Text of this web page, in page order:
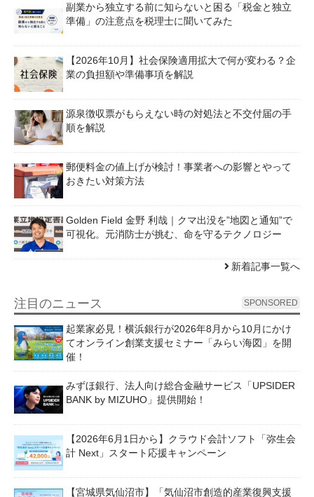
副業から独立する前に知らないと困る「税金と独立
準備」の注意点を税理士に聞いてみた
【2026年10月】社会保険適用拡大で何が変わる？企
業の負担額や準備事項を解説
源泉徴収票がもらえない時の対処法と不交付届の手
順を解説
郵便料金の値上げが検討！事業者への影響とやって
おきたい対策方法
Golden Field 金野 利哉｜クマ出没を”地図と通知”で
可視化。元消防士が挑む、命を守るテクノロジー
新着記事一覧へ
注目のニュース SPONSORED
起業家必見！横浜銀行が2026年8月から10月にかけ
てオンライン創業支援セミナー「みらい海図」を開
催！
みずほ銀行、法人向け総合金融サービス「UPSIDER
BANK by MIZUHO」提供開始！
【2026年6月1日から】クラウド会計ソフト「弥生会
計 Next」スタート応援キャンペーン
【宮城県気仙沼市】「気仙沼市創造的産業復興支援